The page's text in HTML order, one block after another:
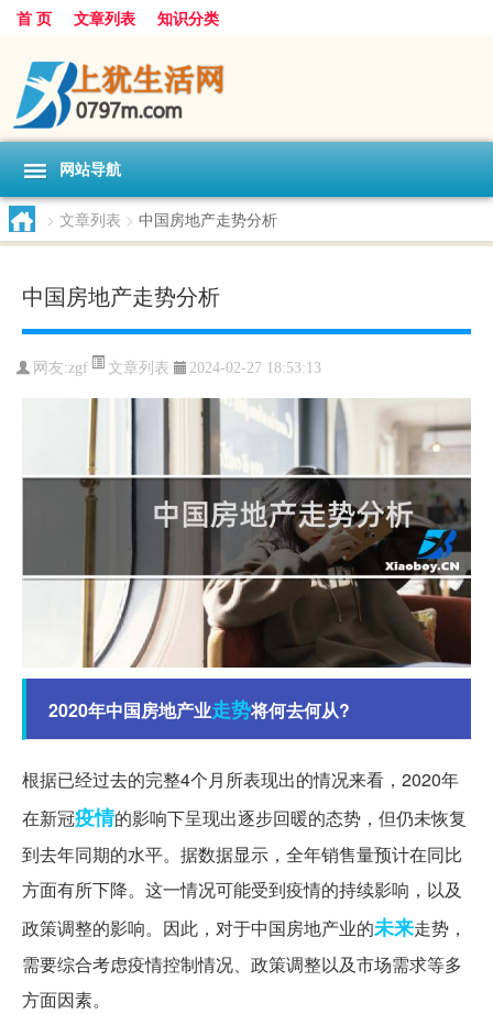
首 页 文章列表 知识分类
网站导航
> 文章列表 > 中国房地产走势分析
中国房地产走势分析
网友:zgf 文章列表 2024-02-27 18:53:13
2020年中国房地产业走势将何去何从?
根据已经过去的完整4个月所表现出的情况来看，2020年
在新冠疫情的影响下呈现出逐步回暖的态势，但仍未恢复
到去年同期的水平。据数据显示，全年销售量预计在同比
方面有所下降。这一情况可能受到疫情的持续影响，以及
政策调整的影响。因此，对于中国房地产业的未来走势，
需要综合考虑疫情控制情况、政策调整以及市场需求等多
方面因素。